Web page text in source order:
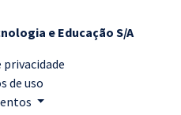
e Educação S/A
de uso